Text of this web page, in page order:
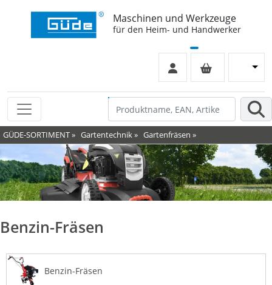
Maschinen und Werkzeuge
für den Heim- und Handwerker
GÜDE-SORTIMENT» Gartentechnik» Gartenfräsen »
Benzin-Fräsen
Benzin-Fräsen